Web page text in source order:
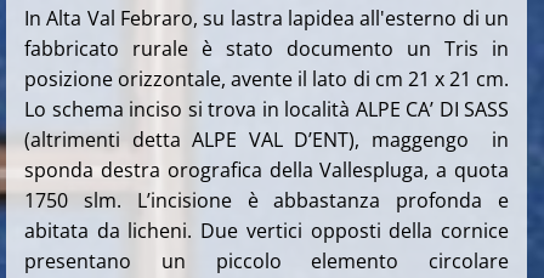
In Alta Val Febraro, su lastra lapidea all'esterno di un
fabbricato rurale è stato documento un Tris in
posizione orizzontale, avente il lato di cm 21 x 21 cm.
Lo schema inciso si trova in località ALPE CA’ DI SASS
(altrimenti detta ALPE VAL D’ENT), maggengo in
sponda destra orografica della Vallespluga, a quota
1750 slm. L’incisione è abbastanza profonda e
abitata da licheni. Due vertici opposti della cornice
presentano un piccolo elemento circolare